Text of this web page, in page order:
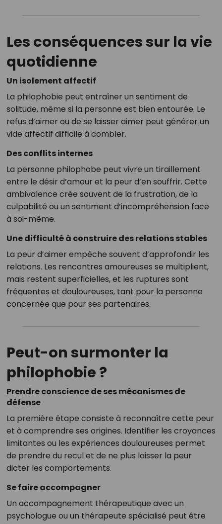
Les conséquences sur la vie
quotidienne
Un isolement affectif
La philophobie peut entraîner un sentiment de
solitude, même si la personne est bien entourée. Le
refus d’aimer ou de se laisser aimer peut générer un
vide affectif difficile à combler.
Des conflits internes
La personne philophobe peut vivre un tiraillement
entre le désir d’amour et la peur d’en souffrir. Cette
ambivalence crée souvent de la frustration, de la
culpabilité ou un sentiment d’incompréhension face
à soi-même.
Une difficulté à construire des relations stables
La peur d’aimer empêche souvent d’approfondir les
relations. Les rencontres amoureuses se multiplient,
mais restent superficielles, et les ruptures sont
fréquentes et douloureuses, tant pour la personne
concernée que pour ses partenaires.
Peut-on surmonter la
philophobie ?
Prendre conscience de ses mécanismes de
défense
La première étape consiste à reconnaître cette peur
et à comprendre ses origines. Identifier les croyances
limitantes ou les expériences douloureuses permet
de prendre du recul et de ne plus laisser la peur
dicter les comportements.
Se faire accompagner
Un accompagnement thérapeutique avec un
psychologue ou un thérapeute spécialisé peut être